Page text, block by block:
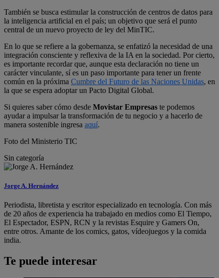
También se busca estimular la construcción de centros de datos para
la inteligencia artificial en el país; un objetivo que será el punto
central de un nuevo proyecto de ley del MinTIC.
En lo que se refiere a la gobernanza, se enfatizó la necesidad de una
integración consciente y reflexiva de la IA en la sociedad. Por cierto,
es importante recordar que, aunque esta declaración no tiene un
carácter vinculante, sí es un paso importante para tener un frente
común en la próxima Cumbre del Futuro de las Naciones Unidas, en
la que se espera adoptar un Pacto Digital Global.
Si quieres saber cómo desde Movistar Empresas te podemos
ayudar a impulsar la transformación de tu negocio y a hacerlo de
manera sostenible ingresa aquí.
Foto del Ministerio TIC
Sin categoría
Jorge A. Hernández
Periodista, libretista y escritor especializado en tecnología. Con más
de 20 años de experiencia ha trabajado en medios como El Tiempo,
El Espectador, ESPN, RCN y la revistas Esquire y Gamers On,
entre otros. Amante de los comics, gatos, vídeojuegos y la comida
india.
Te puede interesar